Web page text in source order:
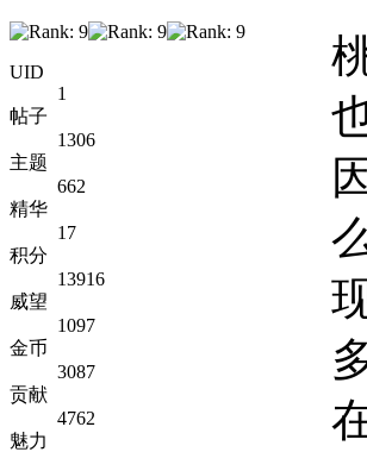
UID
1
帖子
1306
主题
662
精华
17
积分
13916
威望
1097
金币
3087
贡献
4762
魅力